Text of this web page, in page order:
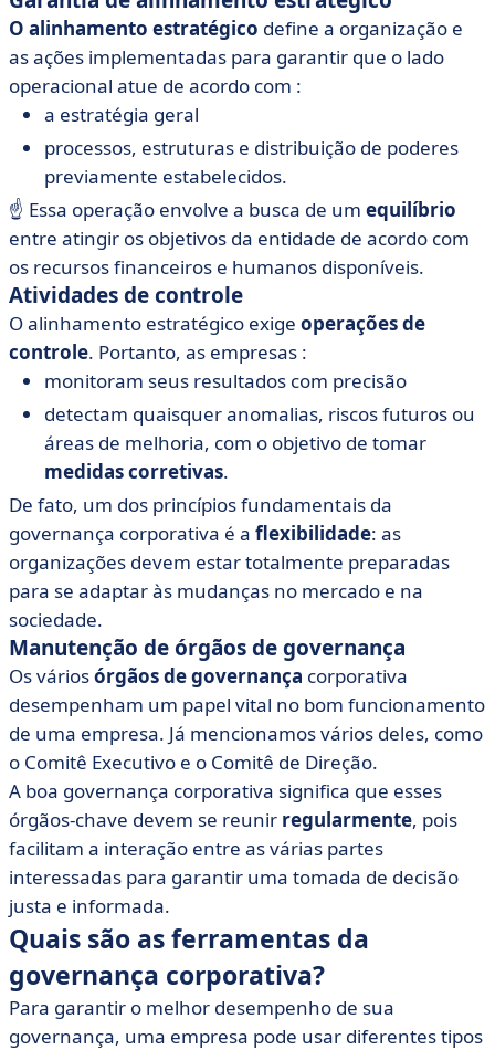
O alinhamento estratégico define a organização e
as ações implementadas para garantir que o lado
operacional atue de acordo com :
a estratégia geral
processos, estruturas e distribuição de poderes
previamente estabelecidos.
☝️ Essa operação envolve a busca de um equilíbrio
entre atingir os objetivos da entidade de acordo com
os recursos financeiros e humanos disponíveis.
Atividades de controle
O alinhamento estratégico exige operações de
controle. Portanto, as empresas :
monitoram seus resultados com precisão
detectam quaisquer anomalias, riscos futuros ou
áreas de melhoria, com o objetivo de tomar
medidas corretivas.
De fato, um dos princípios fundamentais da
governança corporativa é a flexibilidade: as
organizações devem estar totalmente preparadas
para se adaptar às mudanças no mercado e na
sociedade.
Manutenção de órgãos de governança
Os váriosórgãos de governança corporativa
desempenham um papel vital no bom funcionamento
de uma empresa. Já mencionamos vários deles, como
o Comitê Executivo e o Comitê de Direção.
A boa governança corporativa significa que esses
órgãos-chave devem se reunir regularmente, pois
facilitam a interação entre as várias partes
interessadas para garantir uma tomada de decisão
justa e informada.
Quais são as ferramentas da
governança corporativa?
Para garantir o melhor desempenho de sua
governança, uma empresa pode usar diferentes tipos